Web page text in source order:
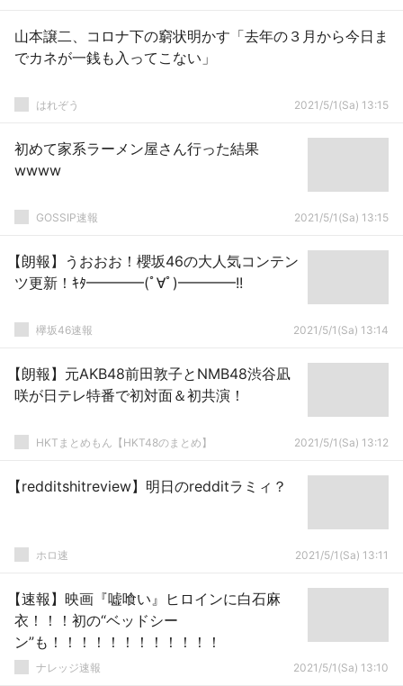
山本譲二、コロナ下の窮状明かす「去年の３月から今日ま
でカネが一銭も入ってこない」
はれぞう 2021/5/1(Sa) 13:15
初めて家系ラーメン屋さん行った結果
wwww
GOSSIP速報 2021/5/1(Sa) 13:15
【朗報】うおおお！櫻坂46の大人気コンテン
ツ更新！ｷﾀ━━━━(ﾟ∀ﾟ)━━━━!!
欅坂46速報 2021/5/1(Sa) 13:14
【朗報】元AKB48前田敦子とNMB48渋谷凪
咲が日テレ特番で初対面＆初共演！
HKTまとめもん【HKT48のまとめ】 2021/5/1(Sa) 13:12
【redditshitreview】明日のredditラミィ？
ホロ速 2021/5/1(Sa) 13:11
【速報】映画『嘘喰い』ヒロインに白石麻
衣！！！初の“ベッドシー
ン”も！！！！！！！！！！！！
ナレッジ速報 2021/5/1(Sa) 13:10